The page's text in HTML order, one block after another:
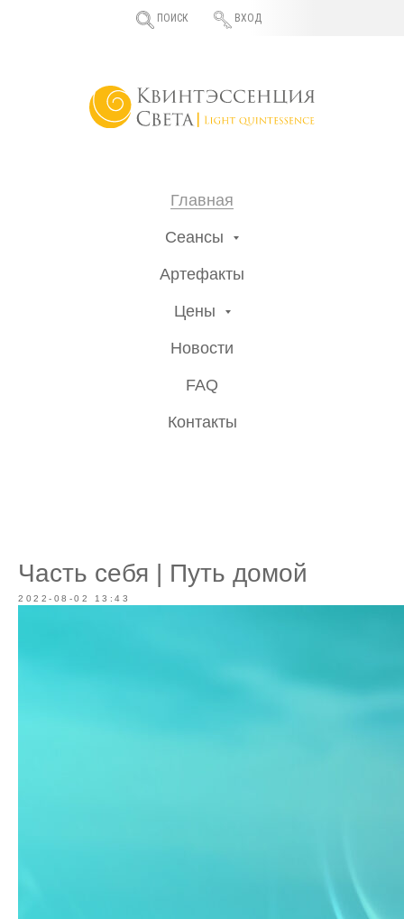
ПОИСК ВХОД
Главная
Сеансы
Артефакты
Цены
Новости
FAQ
Контакты
Часть себя | Путь домой
2022-08-02 13:43